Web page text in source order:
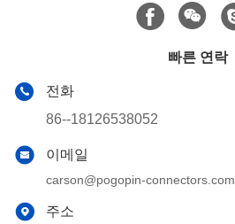
빠른 연락
전화
86--18126538052
이메일
carson@pogopin-connectors.com
주소